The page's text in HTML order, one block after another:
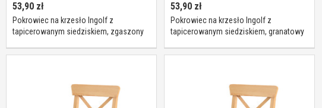
53,90zł
Pokrowiec na krzesło Ingolf z
tapicerowanym siedziskiem, zgaszony
53,90 zł
Pokrowiec na krzesło Ingolf z
tapicerowanym siedziskiem, granatowy